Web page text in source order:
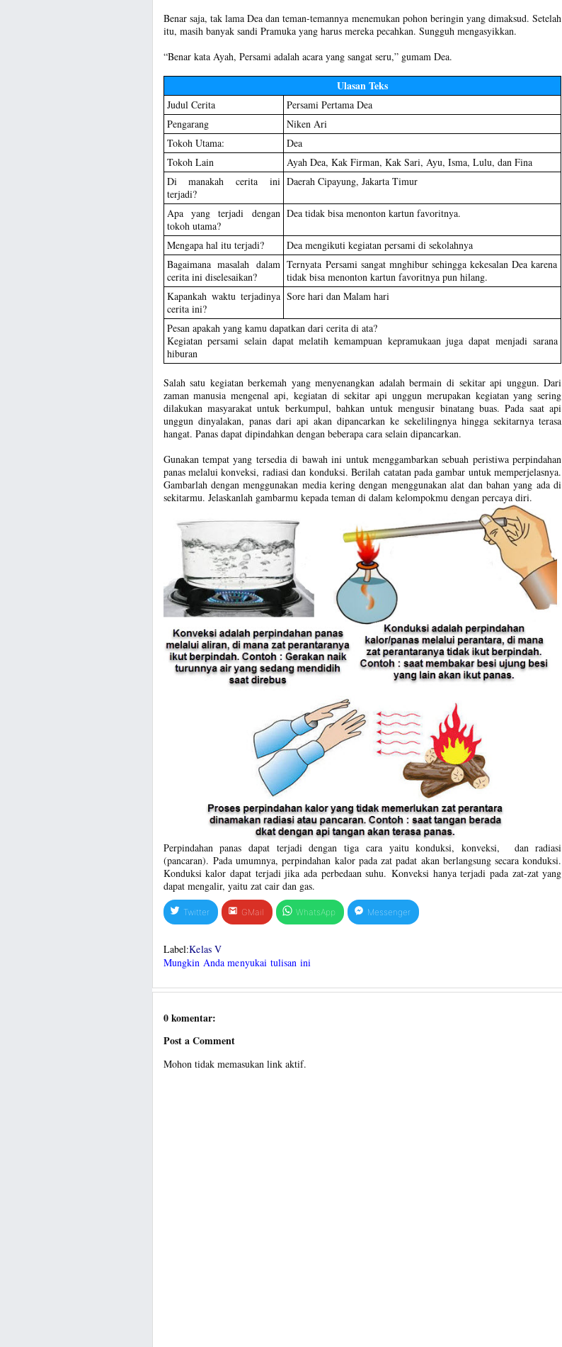
Benar saja, tak lama Dea dan teman-temannya menemukan pohon beringin yang dimaksud. Setelah
itu, masih banyak sandi Pramuka yang harus mereka pecahkan. Sungguh mengasyikkan.
“Benar kata Ayah, Persami adalah acara yang sangat seru,” gumam Dea.
Ulasan Teks
Judul Cerita
Persami Pertama Dea
Pengarang
Niken Ari
Tokoh Utama:
Dea
Tokoh Lain
Ayah Dea, Kak Firman, Kak Sari, Ayu, Isma, Lulu, dan Fina
Di manakah cerita ini
terjadi?
Daerah Cipayung, Jakarta Timur
Apa yang terjadi dengan
tokoh utama?
Dea tidak bisa menonton kartun favoritnya.
Mengapa hal itu terjadi?
Dea mengikuti kegiatan persami di sekolahnya
Bagaimana masalah dalam
cerita ini diselesaikan?
Ternyata Persami sangat mnghibur sehingga kekesalan Dea karena
tidak bisa menonton kartun favoritnya pun hilang.
Kapankah waktu terjadinya
cerita ini?
Sore hari dan Malam hari
Pesan apakah yang kamu dapatkan dari cerita di ata?
Kegiatan persami selain dapat melatih kemampuan kepramukaan juga dapat menjadi sarana
hiburan
Salah satu kegiatan berkemah yang menyenangkan adalah bermain di sekitar api unggun. Dari
zaman manusia mengenal api, kegiatan di sekitar api unggun merupakan kegiatan yang sering
dilakukan masyarakat untuk berkumpul, bahkan untuk mengusir binatang buas. Pada saat api
unggun dinyalakan, panas dari api akan dipancarkan ke sekelilingnya hingga sekitarnya terasa
hangat. Panas dapat dipindahkan dengan beberapa cara selain dipancarkan.
Gunakan tempat yang tersedia di bawah ini untuk menggambarkan sebuah peristiwa perpindahan
panas melalui konveksi, radiasi dan konduksi. Berilah catatan pada gambar untuk memperjelasnya.
Gambarlah dengan menggunakan media kering dengan menggunakan alat dan bahan yang ada di
sekitarmu. Jelaskanlah gambarmu kepada teman di dalam kelompokmu dengan percaya diri.
Perpindahan panas dapat terjadi dengan tiga cara yaitu konduksi, konveksi, dan radiasi
(pancaran). Pada umumnya, perpindahan kalor pada zat padat akan berlangsung secara konduksi.
Konduksi kalor dapat terjadi jika ada perbedaan suhu. Konveksi hanya terjadi pada zat-zat yang
dapat mengalir, yaitu zat cair dan gas.
Twitter GMail WhatsApp Messenger
Label:Kelas V
Mungkin Anda menyukai tulisan ini
0 komentar:
Post a Comment
Mohon tidak memasukan link aktif.